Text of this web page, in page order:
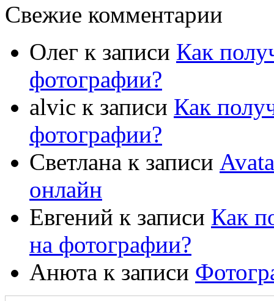
Свежие комментарии
Олег к записи Как
фотографии?
alvic к записи Как
фотографии?
Светлана к записи
онлайн
Евгений к записи Как
на фотографии?
Анюта к записи